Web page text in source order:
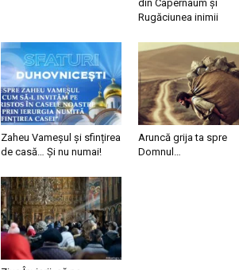
din Capernaum și
Rugăciunea inimii
Zaheu Vameșul și sfințirea
de casă… Și nu numai!
Aruncă grija ta spre
Domnul…